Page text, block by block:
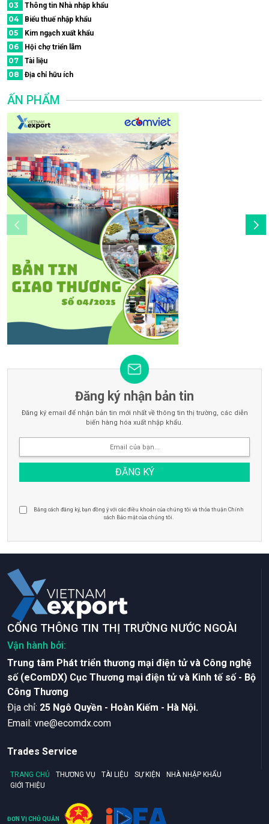
03 Thông tin Nhà nhập khẩu
04 Biểu thuế nhập khẩu
05 Kim ngạch xuất khẩu
06 Hội chợ triển lãm
07 Tài liệu
08 Địa chỉ hữu ích
ẤN PHẨM
Đăng ký nhận bản tin
Đăng ký email để nhận bản tin mới nhất về thông tin thị trường, các diễn
biến hàng hóa xuất nhập khẩu.
Bằng cách đăng ký, bạn đồng ý với các điều khoản của chúng tôi và thỏa thuận Chính
sách Bảo mật của chúng tôi.
CỔNG THÔNG TIN THỊ TRƯỜNG NƯỚC NGOÀI
Vận hành bởi:
Trung tâm Phát triển thương mại điện tử và Công nghệ
số (eComDX) Cục Thương mại điện tử và Kinh tế số - Bộ
Công Thương
Ðịa chỉ: 25 Ngô Quyền - Hoàn Kiếm - Hà Nội.
Email: vne@ecomdx.com
Trades Service
TRANG CHỦ THƯƠNG VỤ TÀI LIỆU SỰ KIỆN
NHÀ NHẬP KHẨU
GIỚI THIỆU
ĐƠN VỊ CHỦ QUẢN